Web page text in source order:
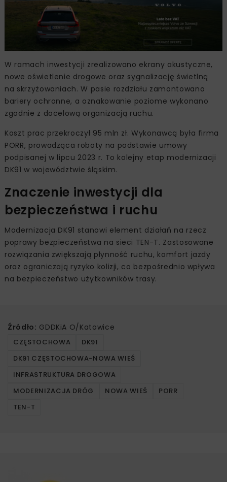
W ramach inwestycji zrealizowano ekrany akustyczne,
nowe oświetlenie drogowe oraz sygnalizację świetlną
na skrzyżowaniach. W pasie rozdziału zamontowano
bariery ochronne, a oznakowanie poziome wykonano
zgodnie z docelową organizacją ruchu.
Koszt prac przekroczył 95 mln zł. Wykonawcą była firma
PORR, prowadząca roboty na podstawie umowy
podpisanej w lipcu 2023 r. To kolejny etap modernizacji
DK91 w województwie śląskim.
Znaczenie inwestycji dla
bezpieczeństwa i ruchu
Modernizacja DK91 stanowi element działań na rzecz
poprawy bezpieczeństwa na sieci TEN-T. Zastosowane
rozwiązania zwiększają płynność ruchu, komfort jazdy
oraz ograniczają ryzyko kolizji, co bezpośrednio wpływa
na bezpieczeństwo użytkowników trasy.
Źródło: GDDKiA O/Katowice
CZĘSTOCHOWA
DK91
DK91 CZĘSTOCHOWA-NOWA WIEŚ
INFRASTRUKTURA DROGOWA
MODERNIZACJA DRÓG
NOWA WIEŚ
PORR
TEN-T